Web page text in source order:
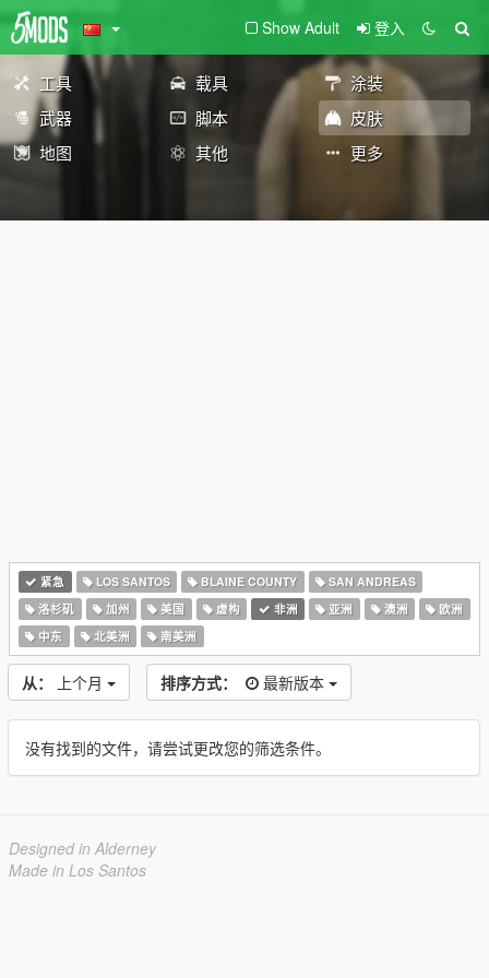
Show Adult 登入
工具 载具
涂装
武器
脚本
皮肤
地图
其他 更多
紧急 LOS SANTOS BLAINE COUNTY
SAN ANDREAS
洛杉矶
加州 美国 虚构 非洲 亚洲 澳洲
欧洲
中东
北美洲 南美洲
从： 上个月 排序方式： 最新版本
没有找到的文件，请尝试更改您的筛选条件。
Designed in Alderney
Made in Los Santos